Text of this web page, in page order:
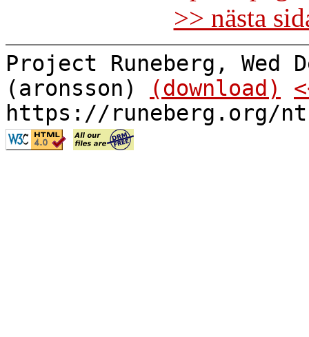
>> nästa
Project Runeberg, Wed
(aronsson)
(download)
https://runeberg.org/